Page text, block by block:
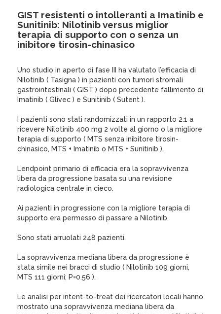
GIST resistenti o intolleranti a Imatinib e
Sunitinib: Nilotinib versus miglior
terapia di supporto con o senza un
inibitore tirosin-chinasico
Uno studio in aperto di fase III ha valutato l’efficacia di
Nilotinib ( Tasigna ) in pazienti con tumori stromali
gastrointestinali ( GIST ) dopo precedente fallimento di
Imatinib ( Glivec ) e Sunitinib ( Sutent ).
I pazienti sono stati randomizzati in un rapporto 2:1 a
ricevere Nilotinib 400 mg 2 volte al giorno o la migliore
terapia di supporto ( MTS senza inibitore tirosin-
chinasico, MTS + Imatinib o MTS + Sunitinib ).
L’endpoint primario di efficacia era la sopravvivenza
libera da progressione basata su una revisione
radiologica centrale in cieco.
Ai pazienti in progressione con la migliore terapia di
supporto era permesso di passare a Nilotinib.
Sono stati arruolati 248 pazienti.
La sopravvivenza mediana libera da progressione è
stata simile nei bracci di studio ( Nilotinib 109 giorni,
MTS 111 giorni; P=0.56 ).
Le analisi per intent-to-treat dei ricercatori locali hanno
mostrato una sopravvivenza mediana libera da